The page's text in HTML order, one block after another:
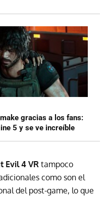
gracias a los fans:
5 y se ve increíble
Evil 4 VR tampoco
como son el
del post-game, lo que